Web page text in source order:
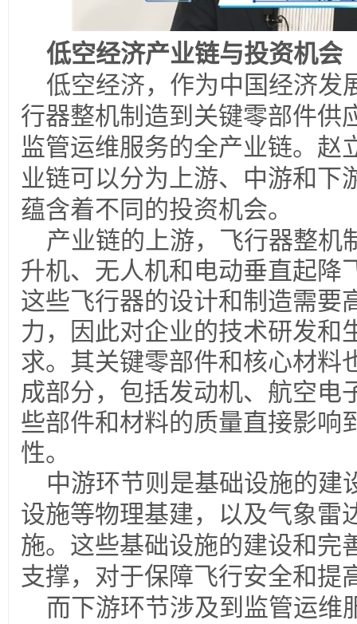
低空经济产业链与投资机会
低空经济，作为中国经济发
行器整机制造到关键零部件供
监管运维服务的全产业链。赵
业链可以分为上游、中游和下
蕴含着不同的投资机会。
产业链的上游，飞行器整机
升机、无人机和电动垂直起降
这些飞行器的设计和制造需要
力，因此对企业的技术研发和
求。其关键零部件和核心材料
成部分，包括发动机、航空电
些部件和材料的质量直接影响
性。
中游环节则是基础设施的建
设施等物理基建，以及气象雷
施。这些基础设施的建设和完
支撑，对于保障飞行安全和提
而下游环节涉及到监管运维